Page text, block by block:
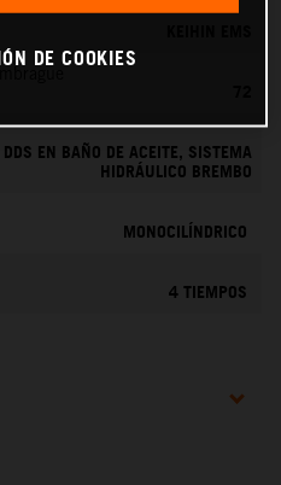
EN BAÑO DE ACEITE, SISTEMA
HIDRÁULICO BREMBO
MONOCILÍNDRICO
4 TIEMPOS
DE COOKIES